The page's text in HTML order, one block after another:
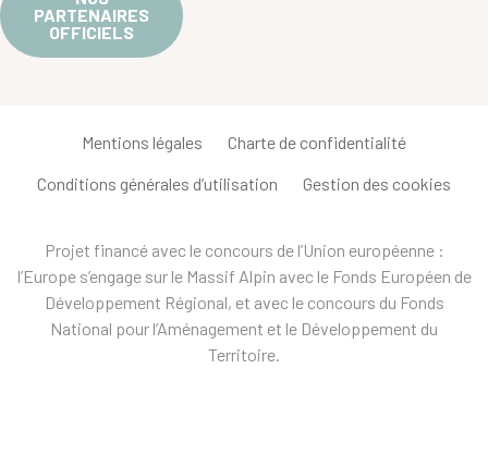
PARTENAIRES
OFFICIELS
Mentions légales Charte de confidentialité
Conditions générales d’utilisation Gestion des cookies
Projet financé avec le concours de l’Union européenne :
l’Europe s’engage sur le Massif Alpin avec le Fonds Européen de
Développement Régional, et avec le concours du Fonds
National pour l’Aménagement et le Développement du
Territoire.